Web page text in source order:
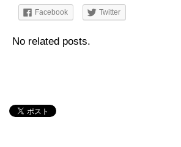
Facebook Twitter
No related posts.